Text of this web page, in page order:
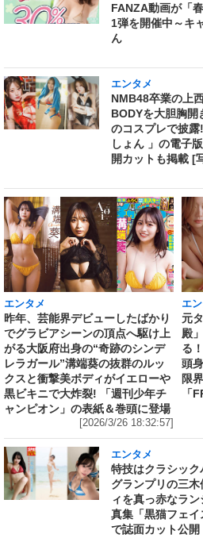
FANZA動画が「
1弾を開催中～キ
ん
エンタメ
NMB48卒業の上
BODYを大胆胸開
のコスプレで披
しょん 」の電子
開カットも掲載 [
エンタメ
昨年、芸能界デビューしたばかり
でグラビアシーンの頂点へ駆け上
がる大阪府出身の“奇跡のシンデ
レラガール”溝端葵の抜群のルッ
クスと衝撃美ボディがイエローや
黒ビキニで大炸裂! 「週刊少年チ
ャンピオン」の表紙＆巻頭に登場
[2026/3/26 18:32:57]
エ
元
殿
る
頭
限
「
エンタメ
特技はクラシック
グランプリの三
ィを真っ赤なラ
真集「黒猫フェ
で誌面カット公開